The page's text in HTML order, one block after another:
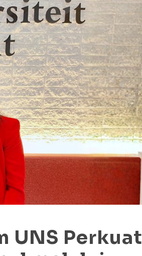
UNS Perkuat